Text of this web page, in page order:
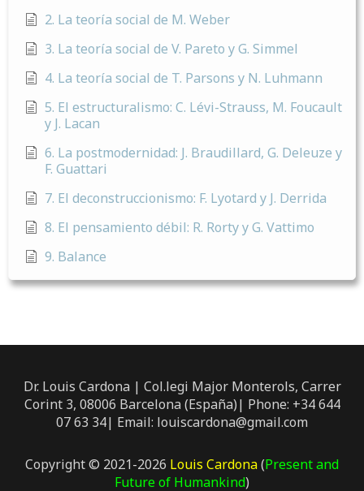
2. La teoría social de M. Weber
3. La teoría social de V. Pareto y G. Simmel
4. La teoría social de T. Parsons y N. Luhmann
5. El estructuralismo: C. Lévi-Strauss, M. Foucault
y J. Lacan
6. La postmodernidad: J. Braudillard, G. Deleuze y
F. Guattari
7. El deconstruccionismo: F. Lyotard y J. Derrida
8. El pensamiento débil: R. Rorty y G. Vattimo
9. Balance
Dr. Louis Cardona | Col.legi Major Monterols, Carrer
Corint 3, 08006 Barcelona (España)| Phone: +34 644
07 63 34| Email: louiscardona@gmail.com
Copyright © 2021-2026 Louis Cardona(Present and
Future of Humankind)